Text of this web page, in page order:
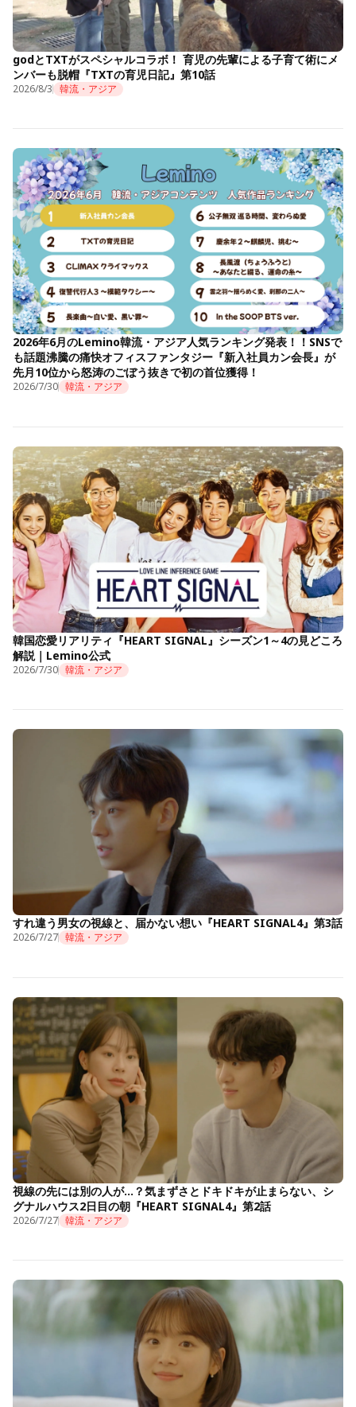
godとTXTがスペシャルコラボ！ 育児の先輩による子育て術にメ
ンバーも脱帽『TXTの育児日記』第10話
2026/8/3 韓流・アジア
2026年6月のLemino韓流・アジア人気ランキング発表！！SNSで
も話題沸騰の痛快オフィスファンタジー『新入社員カン会長』が
先月10位から怒涛のごぼう抜きで初の首位獲得！
2026/7/30 韓流・アジア
韓国恋愛リアリティ『HEART SIGNAL』シーズン1～4の見どころ
解説｜Lemino公式
2026/7/30 韓流・アジア
すれ違う男女の視線と、届かない想い『HEART SIGNAL4』第3話
2026/7/27 韓流・アジア
視線の先には別の人が…？気まずさとドキドキが止まらない、シ
グナルハウス2日目の朝『HEART SIGNAL4』第2話
2026/7/27 韓流・アジア